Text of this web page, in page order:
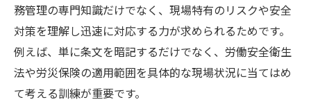
務管理の専門知識だけでなく、現場特有のリスクや安全
対策を理解し迅速に対応する力が求められるためです。
例えば、単に条文を暗記するだけでなく、労働安全衛生
法や労災保険の適用範囲を具体的な現場状況に当てはめ
て考える訓練が重要です。